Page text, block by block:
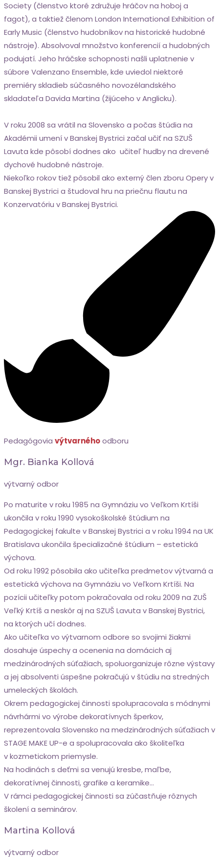
Society (členstvo ktoré združuje hráčov na hoboj a
fagot), a taktiež členom London International Exhibition of
Early Music (členstvo hudobníkov na historické hudobné
nástroje). Absolvoval množstvo konferencií a hudobných
podujatí. Jeho hráčske schopnosti našli uplatnenie v
súbore Valenzano Ensemble, kde uviedol niektoré
premiéry skladieb súčasného novozélandského
skladateľa Davida Martina (žijúceho v Anglicku).
V roku 2008 sa vrátil na Slovensko a počas štúdia na
Akadémii umení v Banskej Bystrici začal učiť na SZUŠ
Lavuta kde pôsobí dodnes ako učiteľ hudby na drevené
dychové hudobné nástroje.
Niekoľko rokov tiež pôsobil ako externý člen zboru Opery v
Banskej Bystrici a študoval hru na priečnu flautu na
Konzervatóriu v Banskej Bystrici.
Pedagógovia výtvarnéhoodboru
Mgr. Bianka Kollová
výtvarný odbor
Po maturite v roku 1985 na Gymnáziu vo Veľkom Krtíši
ukončila v roku 1990 vysokoškolské štúdium na
Pedagogickej fakulte v Banskej Bystrici a v roku 1994 na UK
Bratislava ukončila špecializačné štúdium – estetická
výchova.
Od roku 1992 pôsobila ako učiteľka predmetov výtvarná a
estetická výchova na Gymnáziu vo Veľkom Krtíši. Na
pozícii učiteľky potom pokračovala od roku 2009 na ZUŠ
Veľký Krtíš a neskôr aj na SZUŠ Lavuta v Banskej Bystrici,
na ktorých učí dodnes.
Ako učiteľka vo výtvarnom odbore so svojimi žiakmi
dosahuje úspechy a ocenenia na domácich aj
medzinárodných súťažiach, spoluorganizuje rôzne výstavy
a jej absolventi úspešne pokračujú v štúdiu na stredných
umeleckých školách.
Okrem pedagogickej činnosti spolupracovala s módnymi
návrhármi vo výrobe dekoratívnych šperkov,
reprezentovala Slovensko na medzinárodných súťažiach v
STAGE MAKE UP-e a spolupracovala ako školiteľka
v kozmetickom priemysle.
Na hodinách s deťmi sa venujú kresbe, maľbe,
dekoratívnej činnosti, grafike a keramike…
V rámci pedagogickej činnosti sa zúčastňuje rôznych
školení a seminárov.
Martina Kollová
výtvarný odbor